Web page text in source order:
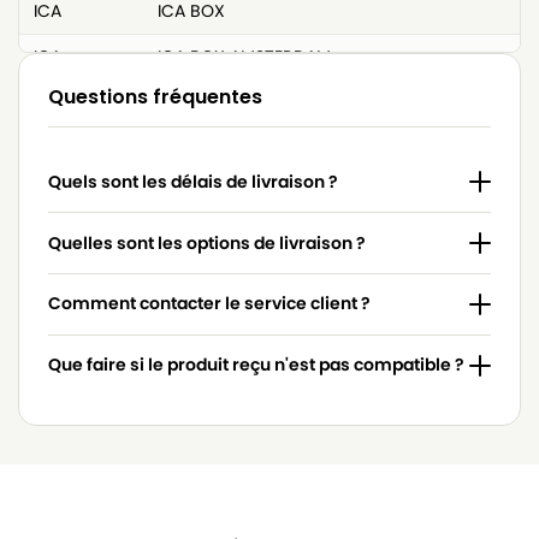
ICA
ICA BOX
ICA
ICA BOX AMSTERDAM
ICA
ICA BOX CLASSIC
ICA
ICA DAKOTA 101 M
ICA
ICA DAKOTA 202
ICA
ICA DAKOTA 215 MINI
ICA
ICA DERBY
ICA
ICA EUROPA 103
Questions fréquentes
Quels sont les délais de livraison ?
Quelles sont les options de livraison ?
Comment contacter le service client ?
Que faire si le produit reçu n'est pas compatible ?